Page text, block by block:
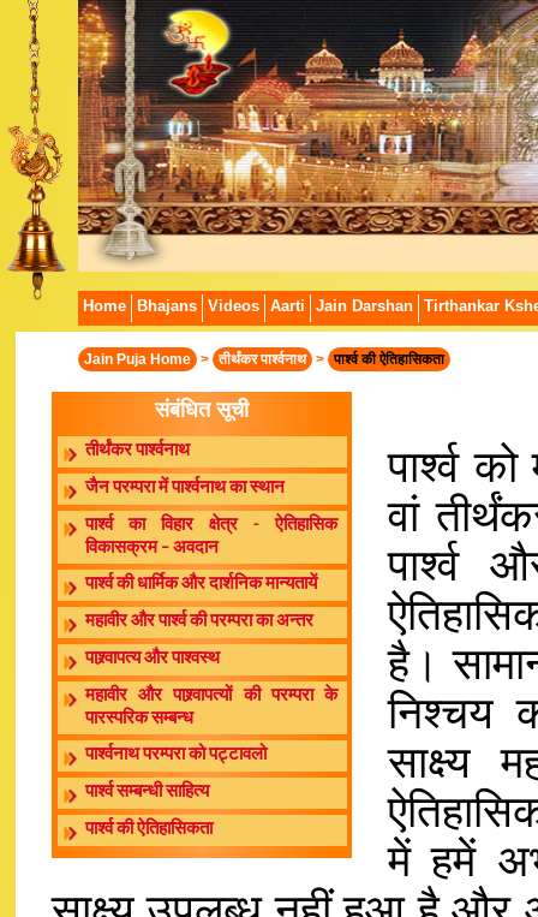
Home Bhajans Videos Aarti Jain Darshan Tirthankar
Jain Puja Home > तीर्थंकर पार्श्वनाथ > पार्श्व की ऐतिहासिकता
संबंधित सूची
तीर्थंकर पार्श्वनाथ
जैन परम्परा में पार्श्वनाथ का स्थान
पार्श्व का विहार क्षेत्र - ऐतिहासिक
विकासक्रम – अवदान
पार्श्व की धार्मिक और दार्शनिक मान्यतायें
महावीर और पार्श्व की परम्परा का अन्तर
पाश्र्वापत्य और पाश्वस्थ
महावीर और पाश्र्वापत्यों की परम्परा के
पारस्परिक सम्बन्ध
पार्श्वनाथ परम्परा को पट्टावलो
पार्श्व सम्बन्धी साहित्य
पार्श्व की ऐतिहासिकता
पार्श्व
वां
पार्श्व
है।
निश्चय
साक्ष्य
में हमें